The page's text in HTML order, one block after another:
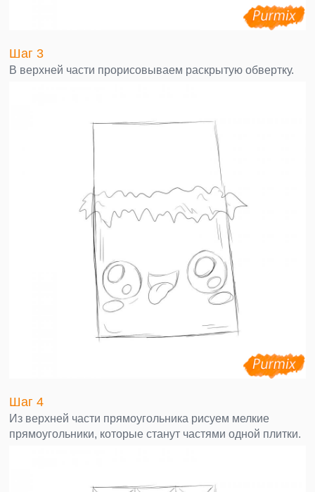
Шаг 3
В верхней части прорисовываем раскрытую обвертку.
Шаг 4
Из верхней части прямоугольника рисуем мелкие
прямоугольники, которые станут частями одной плитки.